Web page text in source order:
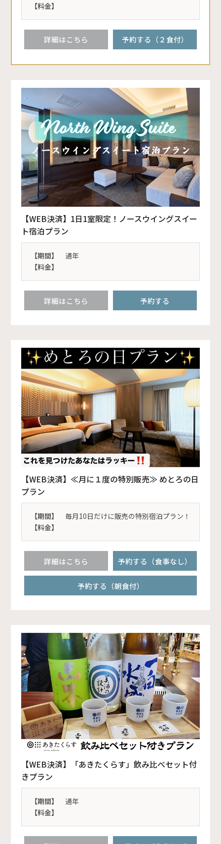
【料金】
詳細はこちら 予約する（２食付）
【WEB決済】1日1室限定！ノースウイングスイー
ト宿泊プラン
【期間】
通年
【料金】
詳細はこちら 予約する
【WEB決済】≪月に１度の特別販売≫ めとろの日
プラン
【期間】
毎月10日だけに販売の特別宿泊プラン！
【料金】
詳細はこちら 予約する（食事なし）
予約する（朝食付）
【WEB決済】「あきたくらす」飲み比べセット付
きプラン
【期間】
通年
【料金】